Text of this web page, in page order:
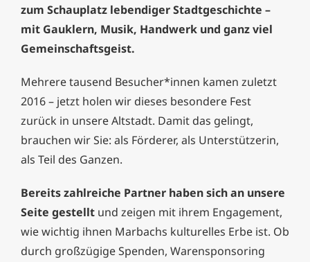
zum Schauplatz lebendiger Stadtgeschichte –
mit Gauklern, Musik, Handwerk und ganz viel
Gemeinschaftsgeist.
Mehrere tausend Besucher*innen kamen zuletzt
2016 – jetzt holen wir dieses besondere Fest
zurück in unsere Altstadt. Damit das gelingt,
brauchen wir Sie: als Förderer, als Unterstützerin,
als Teil des Ganzen.
Bereits zahlreiche Partner haben sich an unsere
Seite gestellt und zeigen mit ihrem Engagement,
wie wichtig ihnen Marbachs kulturelles Erbe ist. Ob
durch großzügige Spenden, Warensponsoring